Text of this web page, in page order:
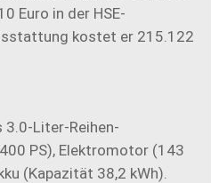
Euro in der HSE-
kostet er 215.122
3.0-Liter-Reihen-
PS), Elektromotor (143
(Kapazität 38,2 kWh).